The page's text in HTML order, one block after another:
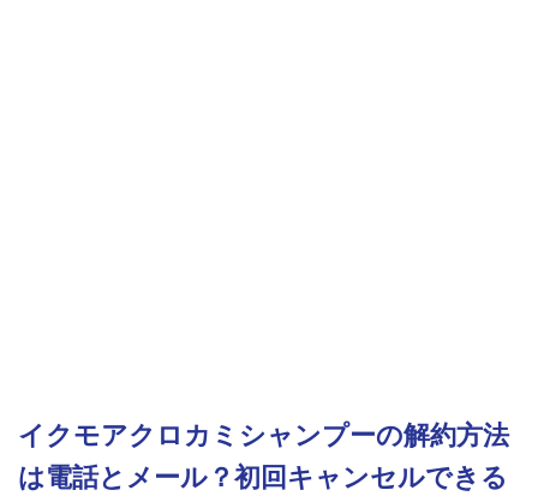
イクモアクロカミシャンプーの解約方法
は電話とメール？初回キャンセルできる